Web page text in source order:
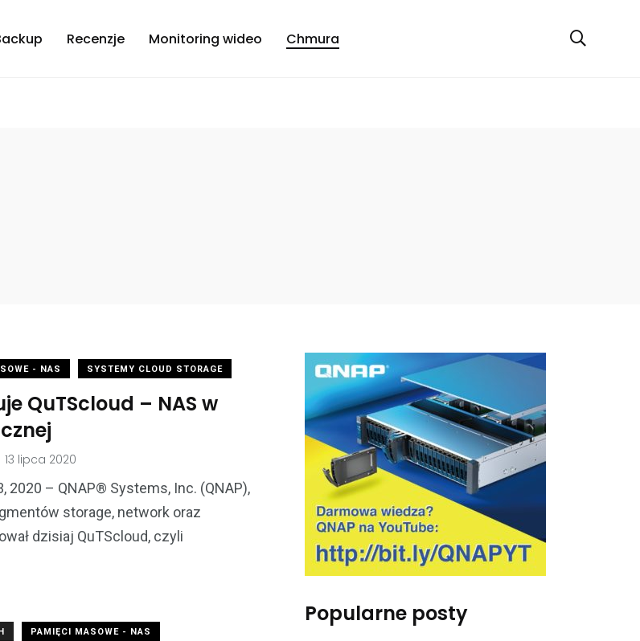
Recenzje Monitoring wideo Chmura
- NAS SYSTEMY CLOUD STORAGE
QuTScloud – NAS w
13 lipca 2020
2020 – QNAP® Systems, Inc. (QNAP),
storage, network oraz
dzisiaj QuTScloud, czyli
PAMIĘCI MASOWE - NAS
Popularne posty